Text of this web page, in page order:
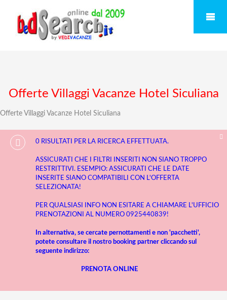
Offerte Villaggi Vacanze Hotel Siculiana
Offerte Villaggi Vacanze Hotel Siculiana
0 RISULTATI PER LA RICERCA EFFETTUATA.
ASSICURATI CHE I FILTRI INSERITI NON SIANO TROPPO
RESTRITTIVI. ESEMPIO: ASSICURATI CHE LE DATE
INSERITE SIANO COMPATIBILI CON L'OFFERTA
SELEZIONATA!
PER QUALSIASI INFO NON ESITARE A CHIAMARE L'UFFICIO
PRENOTAZIONI AL NUMERO 0925440839!
In alternativa, se cercate pernottamenti e non 'pacchetti',
potete consultare il nostro booking partner cliccando sul
seguente indirizzo:
PRENOTA ONLINE